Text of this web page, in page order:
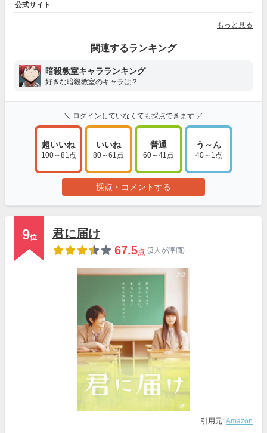
公式サイト
-
もっと見る
関連するランキング
暗殺教室キャラランキング
好きな暗殺教室のキャラは？
＼ ログインしていなくても採点できます ／
超いいね
100～81点
いいね
80～61点
普通
60～41点
う～ん
40～1点
採点・コメントする
9位
君に届け
67.5点 (3人が評価)
引用元: Amazon